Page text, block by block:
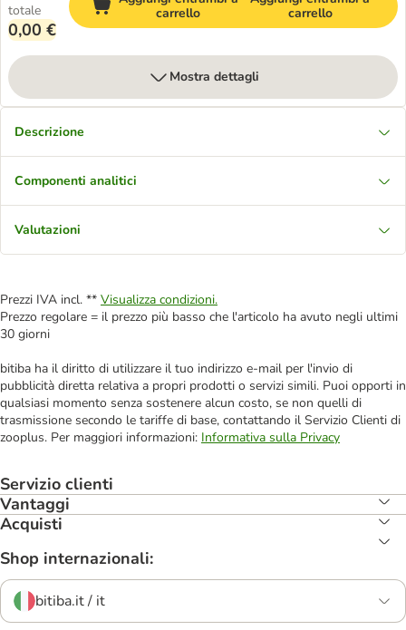
totale
0,00 €
carrello
carrello
Mostra dettagli
Descrizione
Componenti analitici
Valutazioni
Prezzi IVA incl. ** Visualizza condizioni.
Prezzo regolare = il prezzo più basso che l'articolo ha avuto negli ultimi
30 giorni
bitiba ha il diritto di utilizzare il tuo indirizzo e-mail per l'invio di
pubblicità diretta relativa a propri prodotti o servizi simili. Puoi opporti in
qualsiasi momento senza sostenere alcun costo, se non quelli di
trasmissione secondo le tariffe di base, contattando il Servizio Clienti di
zooplus. Per maggiori informazioni: Informativa sulla Privacy
Servizio clienti
Vantaggi
Acquisti
Shop internazionali:
bitiba.it / it